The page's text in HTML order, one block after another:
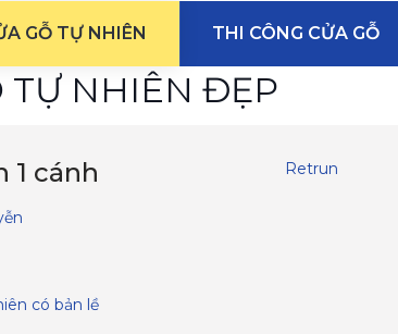
GỖ TỰ NHIÊN THI CÔNG CỬA GỖ
TỰ NHIÊN ĐẸP
Retrun
1 cánh
có bản lề